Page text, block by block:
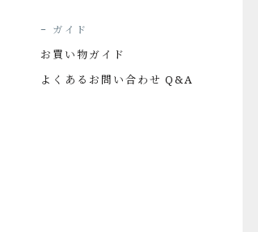
ガイド
お買い物ガイド
よくあるお問い合わせ Q&A